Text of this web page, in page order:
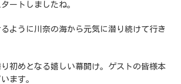
ートしましたね。
ように川奈の海から元気に潜り続けて行き
初めとなる嬉しい幕開け。ゲストの皆様本
ます。